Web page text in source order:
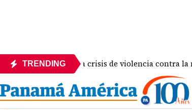
TRENDING
en evidencia crisis de violencia contra la mujer